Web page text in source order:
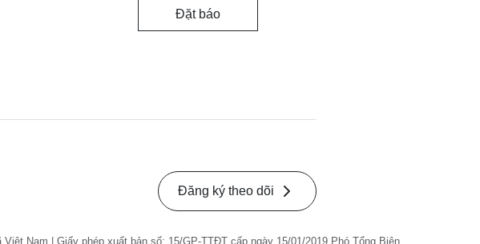
Đặt báo
Đăng ký theo dõi
Nam | Giấy phép xuất bản số: 15/GP-TTĐT cấp ngày 15/01/2019 Phó Tổng Biên